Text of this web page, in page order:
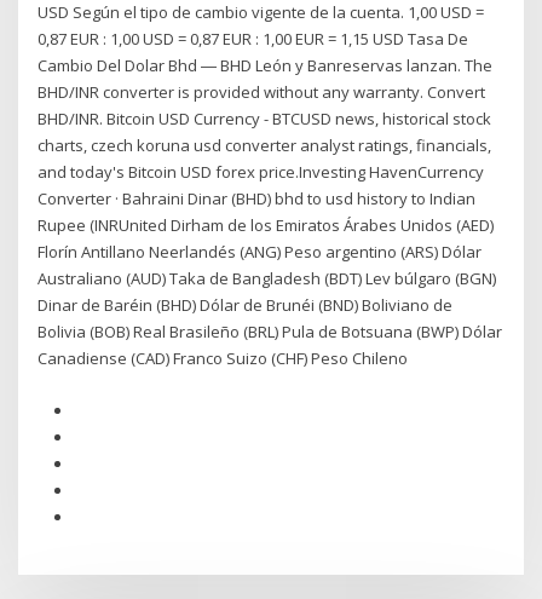
USD Según el tipo de cambio vigente de la cuenta. 1,00 USD =
0,87 EUR : 1,00 USD = 0,87 EUR : 1,00 EUR = 1,15 USD Tasa De
Cambio Del Dolar Bhd ― BHD León y Banreservas lanzan. The
BHD/INR converter is provided without any warranty. Convert
BHD/INR. Bitcoin USD Currency - BTCUSD news, historical stock
charts, czech koruna usd converter analyst ratings, financials,
and today's Bitcoin USD forex price.Investing HavenCurrency
Converter · Bahraini Dinar (BHD) bhd to usd history to Indian
Rupee (INRUnited Dirham de los Emiratos Árabes Unidos (AED)
Florín Antillano Neerlandés (ANG) Peso argentino (ARS) Dólar
Australiano (AUD) Taka de Bangladesh (BDT) Lev búlgaro (BGN)
Dinar de Baréin (BHD) Dólar de Brunéi (BND) Boliviano de
Bolivia (BOB) Real Brasileño (BRL) Pula de Botsuana (BWP) Dólar
Canadiense (CAD) Franco Suizo (CHF) Peso Chileno